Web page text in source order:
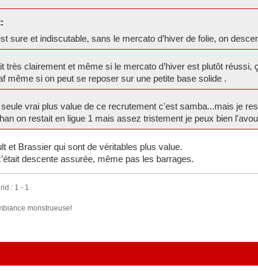
sure et indiscutable, sans le mercato d’hiver de folie, on
très clairement et même si le mercato d’hiver est plutôt
même si on peut se reposer sur une petite base solide .
vrai plus value de ce recrutement c'est samba...mais je
on restait en ligue 1 mais assez tristement je peux bien
et Brassier qui sont de véritables plus value.
descente assurée, même pas les barrages.
: 1 - 1
monstrueuse!